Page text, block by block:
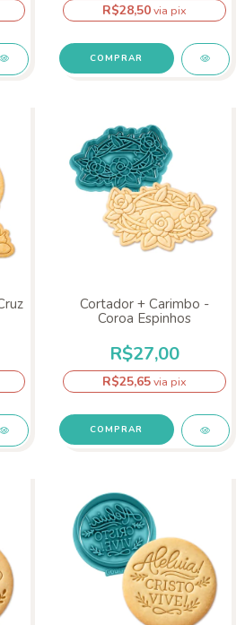
R$28,50via pix
COMPRAR
Cortador + Carimbo -
Coroa Espinhos
R$27,00
R$25,65via pix
COMPRAR